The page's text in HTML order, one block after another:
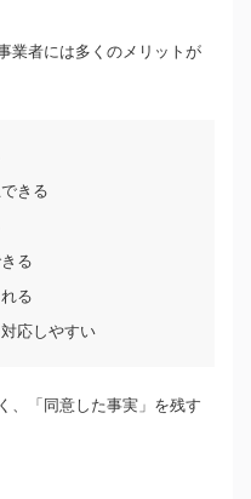
業者には多くのメリットが
きる
る
る
応しやすい
、「同意した事実」を残す